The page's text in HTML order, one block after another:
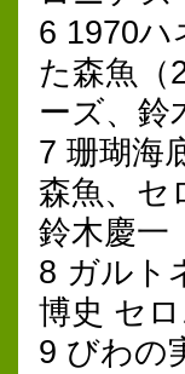
6 1970ハ
た森魚（
ーズ、鈴
7 珊瑚海
森魚、
鈴木慶一
8 ガルト
博史 セ
9 びわの